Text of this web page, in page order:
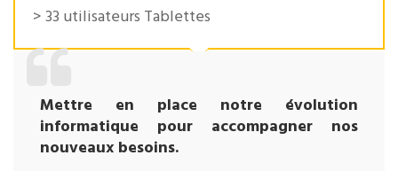
> 33 utilisateurs Tablettes
Mettre en place notre évolution
informatique pour accompagner nos
nouveaux besoins.